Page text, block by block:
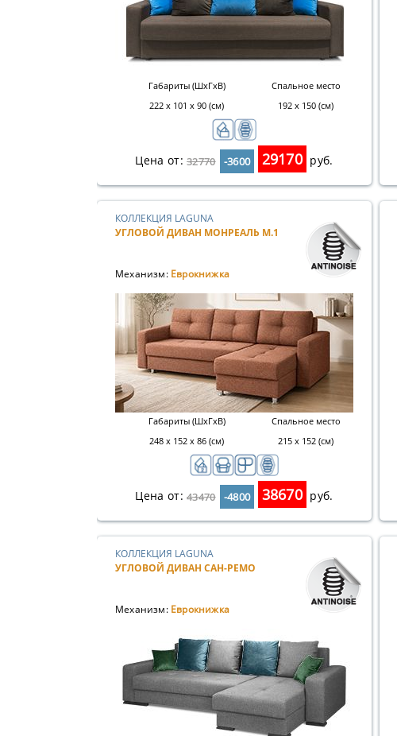
Габариты (ШхГхВ)
222 х 101 х 90 (см)
Спальное место
192 x 150 (см)
Цена от:32770 -3600 29170 руб.
КОЛЛЕКЦИЯ LAGUNA
УГЛОВОЙ ДИВАН МОНРЕАЛЬ М.1
Механизм: Еврокнижка
Габариты (ШхГхВ)
248 х 152 х 86 (см)
Спальное место
215 x 152 (см)
Цена от:43470 -4800 38670 руб.
КОЛЛЕКЦИЯ LAGUNA
УГЛОВОЙ ДИВАН САН-РЕМО
Механизм: Еврокнижка